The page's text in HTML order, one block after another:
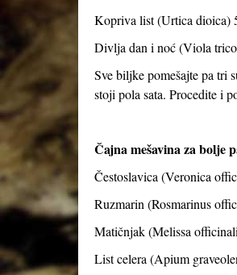
Kopriva list (Urtica dioica)
Divlja dan i noć (Viola
Sve biljke pomešajte pa tri
stoji pola sata. Procedite i
Čajna mešavina za bolje
Čestoslavica (Veronica
Ruzmarin (Rosmarinus
Matičnjak (Melissa
List celera (Apium